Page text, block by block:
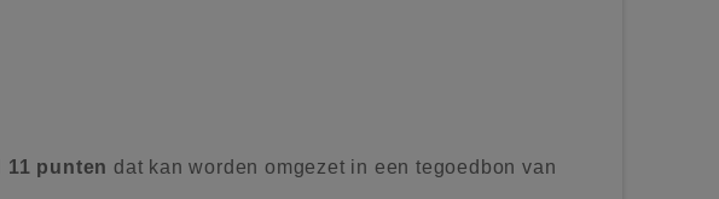
11 punten dat kan worden omgezet in een tegoedbon van